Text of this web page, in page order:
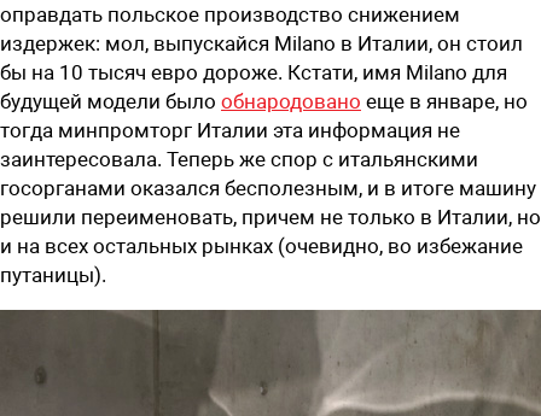
оправдать польское производство снижением
издержек: мол, выпускайся Milano в Италии, он стоил
бы на 10 тысяч евро дороже. Кстати, имя Milano для
будущей модели было обнародовано еще в январе, но
тогда минпромторг Италии эта информация не
заинтересовала. Теперь же спор с итальянскими
госорганами оказался бесполезным, и в итоге машину
решили переименовать, причем не только в Италии, но
и на всех остальных рынках (очевидно, во избежание
путаницы).